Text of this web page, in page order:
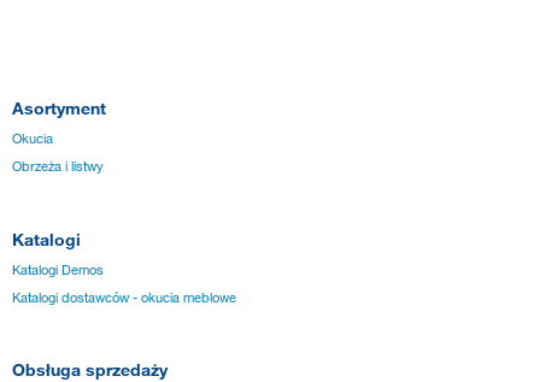
Asortyment
Okucia
Obrzeża i listwy
Katalogi
Katalogi Demos
Katalogi dostawców - okucia meblowe
Obsługa sprzedaży